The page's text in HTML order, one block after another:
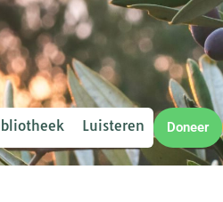
Luisteren Doneer